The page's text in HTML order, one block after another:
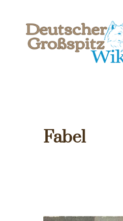
Inhalt
springen
Fabel